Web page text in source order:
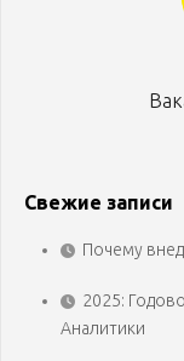
Свежие записи
Почему
2025:
Аналитики